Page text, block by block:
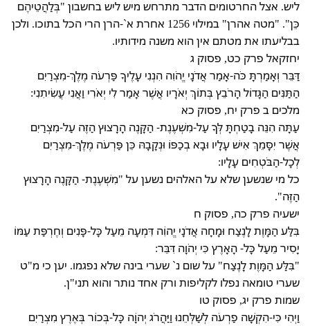
ליש. אצל החרטומים הדבר מתרחש מיש ליש בחשבון "בְּלַהֲטֵיהֶם
כֵּן". "מטה אהרן" במילוי 1256 אחרת א`-הרן הרי הכל בתוכו. ולכן
בבליעתו את מטתם אין הוא משנה מידותיו.
יחזקאל פרק כט, פסוק ג
דַּבֵּר וְאָמַרְתָּ כֹּה-אָמַר אֲדֹנָי יֱהֹוִה הִנְנִי עָלֶיךָ פַּרְעֹה מֶלֶךְ-מִצְרַיִם
הַתַּנִּים הַגָּדוֹל הָרֹבֵץ בְּתוֹךְ יְאֹרָיו אֲשֶׁר אָמַר לִי יְאֹרִי וַאֲנִי עֲשִׂיתִנִי:
מלכים ב פרק יח, פסוק כא
עַתָּה הִנֵּה בָטַחְתָּ לְּךָ עַל-מִשְׁעֶנֶת- הַקָּנֶה הָרָצוּץ הַזֶּה עַל-מִצְרַיִם
אֲשֶׁר יִסָּמֵךְ אִישׁ עָלָיו וּבָא בְכַפּוֹ וּנְקָבָהּ כֵּן פַּרְעֹה מֶלֶךְ-מִצְרַיִם
לְכָל-הַבֹּטְחִים עָלָיו:
כל מי שנשען שלא על האלהים נשען על "מִשְׁעֶנֶת- הַקָּנֶה הָרָצוּץ
הַזֶּה".
ישעיה פרק כה, פסוק ח
בִּלַּע הַמָּוֶת לָנֶצַח וּמָחָה אֲדֹנָי יֱהוִֹה דִּמְעָה מֵעַל כָּל-פָּנִים וְחֶרְפַּת עַמּוֹ
יָסִיר מֵעַל כָּל- הָאָרֶץ כִּי יְהֹוָה דִּבֵּר:
"בִּלַּע הַמָּוֶת לָנֶצַח" על שום נ` שערי בינה שלא נפגמו. יען כי מ"ט
שערי טומאה נפלו לקליפות ורק אחד נותר והוא תני"ן.
שמות פרק יג, פסוק טו
וַיְהִי כִּי-הִקְשָׁה פַרְעֹה לְשַׁלְּחֵנוּ וַיַּהֲרֹג יְהוָֹה כָּל-בְּכוֹר בְּאֶרֶץ מִצְרַיִם